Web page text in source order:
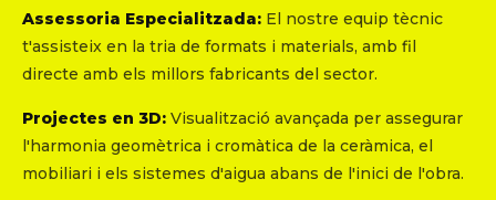
Assessoria Especialitzada: El nostre equip tècnic
t'assisteix en la tria de formats i materials, amb fil
directe amb els millors fabricants del sector.
Projectes en 3D: Visualització avançada per assegurar
l'harmonia geomètrica i cromàtica de la ceràmica, el
mobiliari i els sistemes d'aigua abans de l'inici de l'obra.